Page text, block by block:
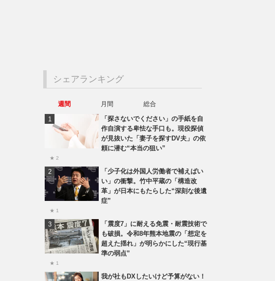
シェアランキング
週間 月間
総合
「探さないでください」の手紙を自
作自演する卑怯な手口も。現役探偵
が見抜いた「妻子を探すDV夫」の依
頼に潜む“本当の狙い”
★ 2
「少子化は外国人労働者で補えばい
い」の衝撃。竹中平蔵の「構造改
革」が日本にもたらした“深刻な後遺
症”
★ 1
「震度7」に耐える免震・耐震技術で
も破損。令和8年熊本地震の「想定を
超えた揺れ」が明らかにした“現行基
準の弱点”
★ 1
我が社もDXしたいけど予算がない！